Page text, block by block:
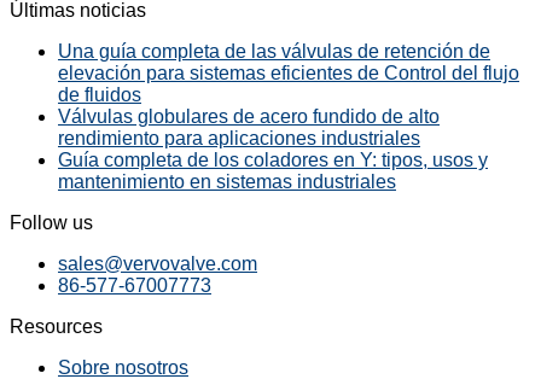
Últimas noticias
Una guía completa de las válvulas de retención de
elevación para sistemas eficientes de Control del flujo
de fluidos
Válvulas globulares de acero fundido de alto
rendimiento para aplicaciones industriales
Guía completa de los coladores en Y: tipos, usos y
mantenimiento en sistemas industriales
Follow us
sales@vervovalve.com
86-577-67007773
Resources
Sobre nosotros